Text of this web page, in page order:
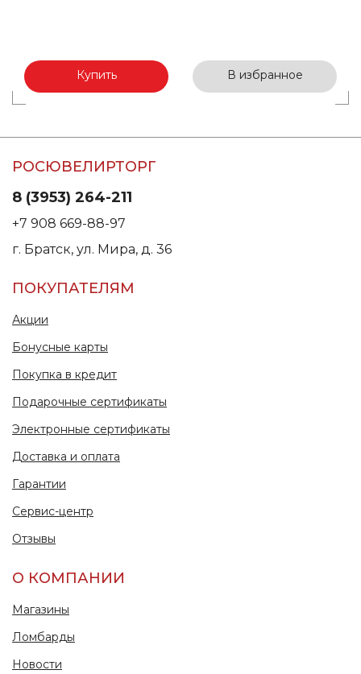
Купить В избранное
РОСЮВЕЛИРТОРГ
8 (3953) 264-211
+7 908 669-88-97
г. Братск, ул. Мира, д. 36
ПОКУПАТЕЛЯМ
Акции
Бонусные карты
Покупка в кредит
Подарочные сертификаты
Электронные сертификаты
Доставка и оплата
Гарантии
Сервис-центр
Отзывы
О КОМПАНИИ
Магазины
Ломбарды
Новости